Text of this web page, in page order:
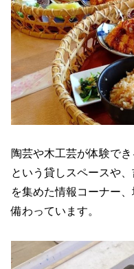
陶芸や木工芸が体験で
という貸しスペースや
を集めた情報コーナー
備わっています。